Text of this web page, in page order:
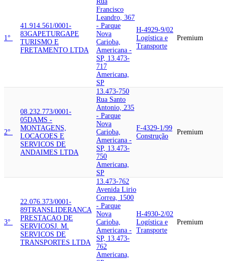
1°
41.914.561/0001-
83GAPETURGAPE
TURISMO E
FRETAMENTO LTDA
Francisco
Leandro, 367
- Parque
Nova
Carioba,
Americana -
SP, 13.473-
717
Americana,
SP
H-4929-9/02
Logística e
Transporte
Premium
2°
08.232.773/0001-
05DAMS -
MONTAGENS,
LOCACOES E
SERVICOS DE
ANDAIMES LTDA
13.473-750
Rua Santo
Antonio, 235
- Parque
Nova
Carioba,
Americana -
SP, 13.473-
750
Americana,
SP
F-4329-1/99
Construção
Premium
3°
22.076.373/0001-
89TRANSLIDERANCA
PRESTACAO DE
SERVICOSJ. M.
SERVICOS DE
TRANSPORTES LTDA
13.473-762
Avenida Lirio
Correa, 1500
- Parque
Nova
Carioba,
Americana -
SP, 13.473-
762
Americana,
H-4930-2/02
Logística e
Transporte
Premium